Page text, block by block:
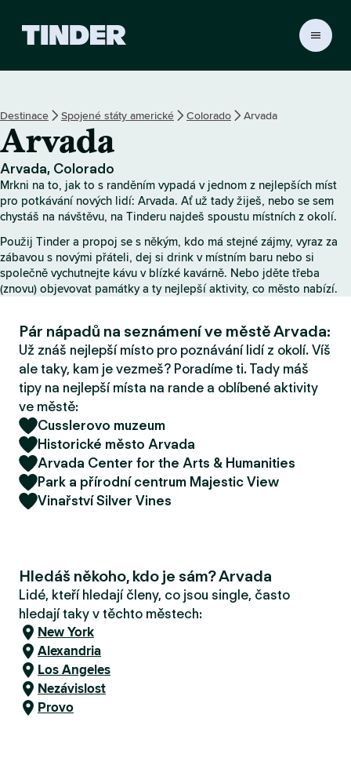
s
t
r
á
k
a
T
i
d
e
r
Destinace Spojené státy americké Colorado Arvada
Arvada
Arvada, Colorado
Mrkni na to, jak to s randěním vypadá v jednom z nejlepších míst
pro potkávání nových lidí: Arvada. Ať už tady žiješ, nebo se sem
chystáš na návštěvu, na Tinderu najdeš spoustu místních z okolí.
Použij Tinder a propoj se s někým, kdo má stejné zájmy, vyraz za
zábavou s novými přáteli, dej si drink v místním baru nebo si
společně vychutnejte kávu v blízké kavárně. Nebo jděte třeba
(znovu) objevovat památky a ty nejlepší aktivity, co město nabízí.
Pár nápadů na seznámení ve městě Arvada:
Už znáš nejlepší místo pro poznávání lidí z okolí. Víš
ale taky, kam je vezmeš? Poradíme ti. Tady máš
tipy na nejlepší místa na rande a oblíbené aktivity
ve městě:
Cusslerovo muzeum
Historické město Arvada
Arvada Center for the Arts & Humanities
Park a přírodní centrum Majestic View
Vinařství Silver Vines
Hledáš někoho, kdo je sám? Arvada
Lidé, kteří hledají členy, co jsou single, často
hledají taky v těchto městech:
New York
Alexandria
Los Angeles
Nezávislost
Provo